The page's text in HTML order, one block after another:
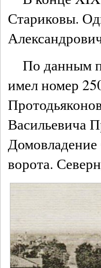
Стариковы.
По данным
имел номер
Васильевича
ворота.